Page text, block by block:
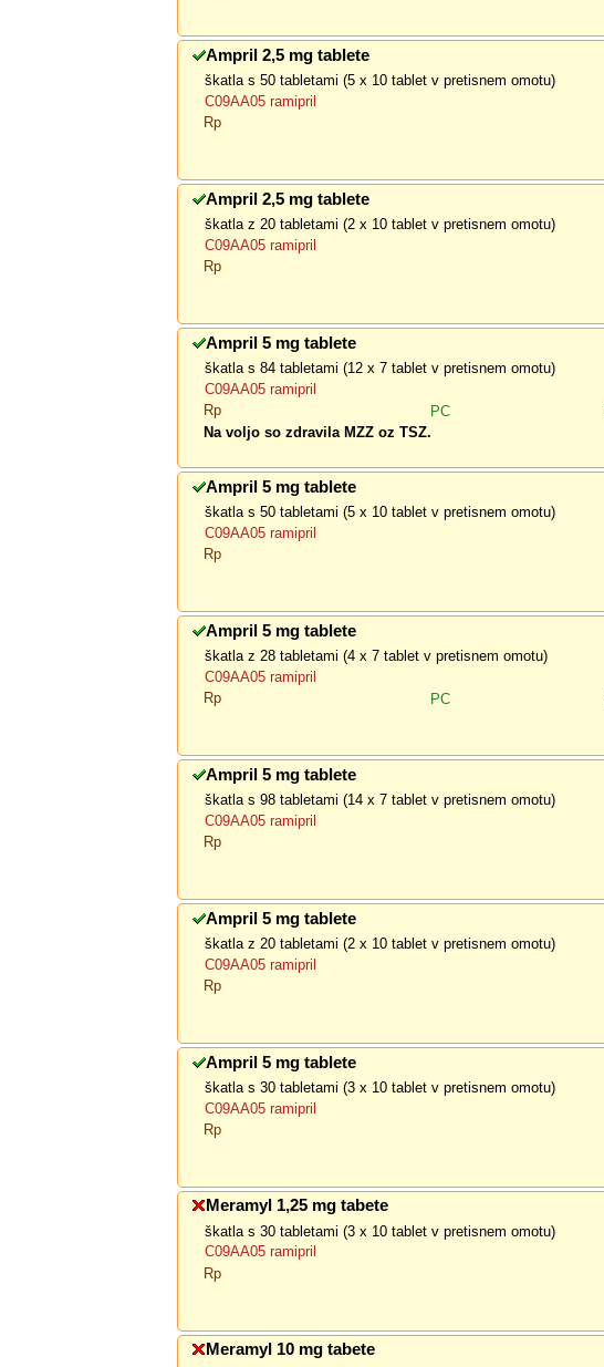
Ampril 2,5 mg tablete
škatla s 50 tabletami (5 x 10 tablet v pretisnem omotu)
C09AA05 ramipril
Rp
Ampril 2,5 mg tablete
škatla z 20 tabletami (2 x 10 tablet v pretisnem omotu)
C09AA05 ramipril
Rp
Ampril 5 mg tablete
škatla s 84 tabletami (12 x 7 tablet v pretisnem omotu)
C09AA05 ramipril
Rp
PC
Na voljo so zdravila MZZ oz TSZ.
Ampril 5 mg tablete
škatla s 50 tabletami (5 x 10 tablet v pretisnem omotu)
C09AA05 ramipril
Rp
Ampril 5 mg tablete
škatla z 28 tabletami (4 x 7 tablet v pretisnem omotu)
C09AA05 ramipril
Rp
PC
Ampril 5 mg tablete
škatla s 98 tabletami (14 x 7 tablet v pretisnem omotu)
C09AA05 ramipril
Rp
Ampril 5 mg tablete
škatla z 20 tabletami (2 x 10 tablet v pretisnem omotu)
C09AA05 ramipril
Rp
Ampril 5 mg tablete
škatla s 30 tabletami (3 x 10 tablet v pretisnem omotu)
C09AA05 ramipril
Rp
Meramyl 1,25 mg tabete
škatla s 30 tabletami (3 x 10 tablet v pretisnem omotu)
C09AA05 ramipril
Rp
Meramyl 10 mg tabete